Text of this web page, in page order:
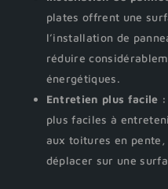
plates offrent une
l’installation de
réduire
énergétiques.
Entretien plus facile :
plus faciles à
aux toitures en
déplacer sur une